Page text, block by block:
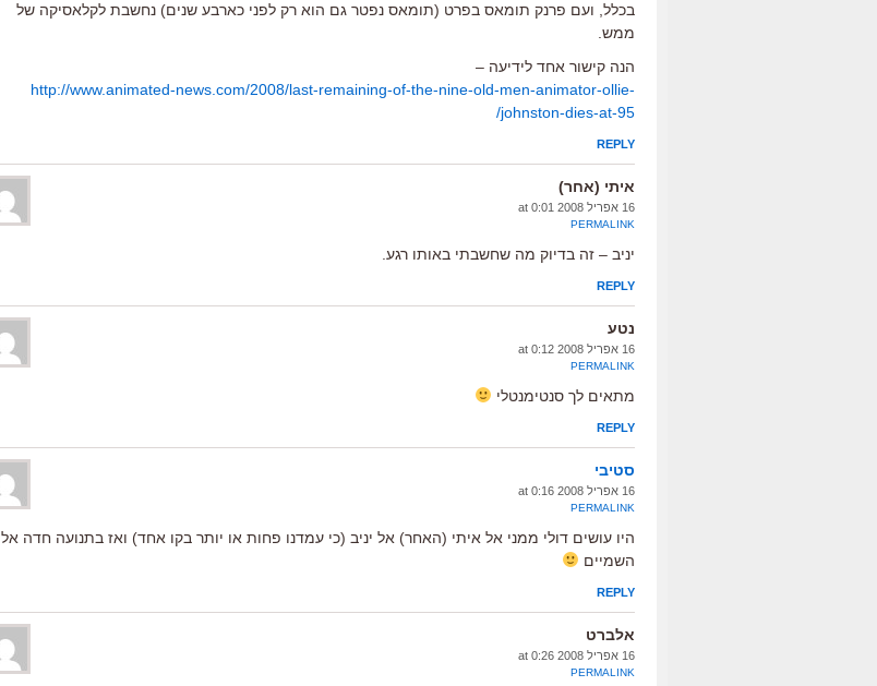
בכלל, ועם פרנק תומאס בפרט (תומאס נפטר גם הוא רק לפני כארבע שנים) נחשבת לקלאסיקה של
ממש.
הנה קישור אחד לידיעה –
http://www.animated-news.com/2008/last-remaining-of-the-nine-old-men-animator-ollie-
johnston-dies-at-95/
REPLY
איתי (אחר)
16 אפריל 2008 at 0:01
PERMALINK
יניב – זה בדיוק מה שחשבתי באותו רגע.
REPLY
נטע
16 אפריל 2008 at 0:12
PERMALINK
מתאים לך סנטימנטלי
REPLY
סטיבי
16 אפריל 2008 at 0:16
PERMALINK
היו עושים דולי ממני אל איתי (האחר) אל יניב (כי עמדנו פחות או יותר בקו אחד) ואז בתנועה חדה אל
השמיים
REPLY
אלברט
16 אפריל 2008 at 0:26
PERMALINK